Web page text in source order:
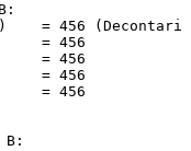
= 456 (Decontari
= 456
= 456
= 456
= 456